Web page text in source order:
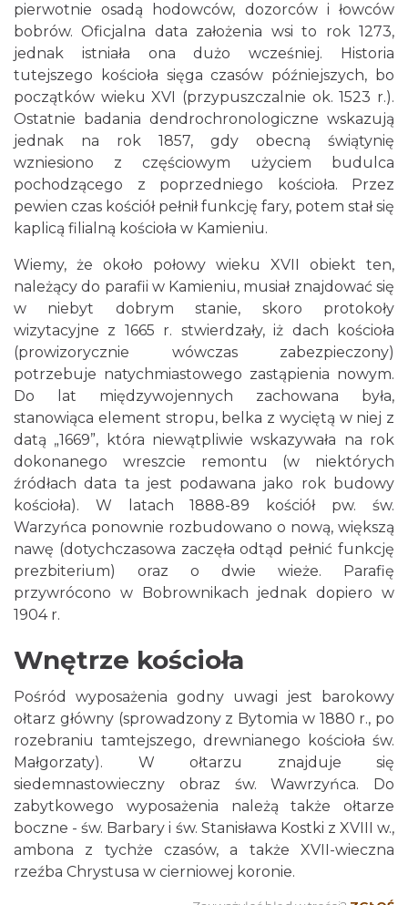
pierwotnie osadą hodowców, dozorców i łowców
bobrów. Oficjalna data założenia wsi to rok 1273,
jednak istniała ona dużo wcześniej. Historia
tutejszego kościoła sięga czasów późniejszych, bo
początków wieku XVI (przypuszczalnie ok. 1523 r.).
Ostatnie badania dendrochronologiczne wskazują
jednak na rok 1857, gdy obecną świątynię
wzniesiono z częściowym użyciem budulca
pochodzącego z poprzedniego kościoła. Przez
pewien czas kościół pełnił funkcję fary, potem stał się
kaplicą filialną kościoła w Kamieniu.
Wiemy, że około połowy wieku XVII obiekt ten,
należący do parafii w Kamieniu, musiał znajdować się
w niebyt dobrym stanie, skoro protokoły
wizytacyjne z 1665 r. stwierdzały, iż dach kościoła
(prowizorycznie wówczas zabezpieczony)
potrzebuje natychmiastowego zastąpienia nowym.
Do lat międzywojennych zachowana była,
stanowiąca element stropu, belka z wyciętą w niej z
datą „1669”, która niewątpliwie wskazywała na rok
dokonanego wreszcie remontu (w niektórych
źródłach data ta jest podawana jako rok budowy
kościoła). W latach 1888-89 kościół pw. św.
Warzyńca ponownie rozbudowano o nową, większą
nawę (dotychczasowa zaczęła odtąd pełnić funkcję
prezbiterium) oraz o dwie wieże. Parafię
przywrócono w Bobrownikach jednak dopiero w
1904 r.
Wnętrze kościoła
Pośród wyposażenia godny uwagi jest barokowy
ołtarz główny (sprowadzony z Bytomia w 1880 r., po
rozebraniu tamtejszego, drewnianego kościoła św.
Małgorzaty). W ołtarzu znajduje się
siedemnastowieczny obraz św. Wawrzyńca. Do
zabytkowego wyposażenia należą także ołtarze
boczne - św. Barbary i św. Stanisława Kostki z XVIII w.,
ambona z tychże czasów, a także XVII-wieczna
rzeźba Chrystusa w cierniowej koronie.